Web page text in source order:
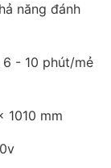
năng đánh
- 10 phút/mẻ
1010 mm